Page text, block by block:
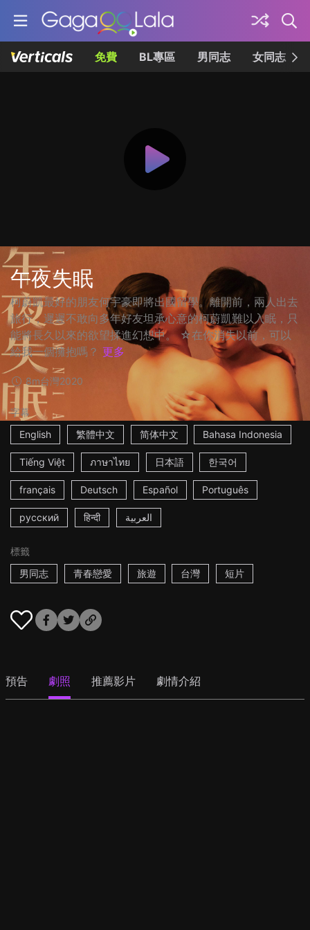
免費 BL專區 男同志 女同志
午夜失眠
柯蔚凱最好的朋友何宇豪即將出國留學。離開前，兩人出去
旅行，遲遲不敢向多年好友坦承心意的柯蔚凱難以入眠，只
能將長久以來的欲望揉進幻想中。 ☆在你消失以前，可以
給我一個擁抱嗎？ 更多
8m台灣2020
字幕
English
繁體中文 简体中文 Bahasa Indonesia
Tiếng Việt ภาษาไทย 日本語 한국어
français Deutsch Español Português
русский हिन्दी العربية
標籤
男同志
青春戀愛 旅遊 台灣 短片
預告 劇照 推薦影片 劇情介紹